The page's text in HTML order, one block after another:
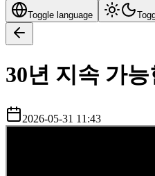
Toggle language
30년 지속 가
2026-05-31 11:43